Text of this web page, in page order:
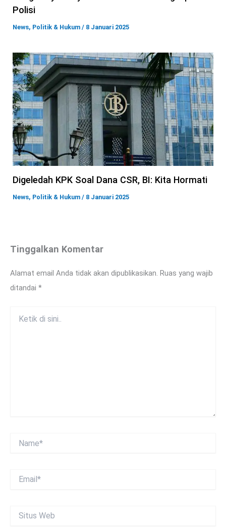
Polisi
News, Politik & Hukum / 8 Januari 2025
Digeledah KPK Soal Dana CSR, BI: Kita Hormati
News, Politik & Hukum / 8 Januari 2025
Tinggalkan Komentar
Alamat email Anda tidak akan dipublikasikan. Ruas yang wajib
ditandai *
Web